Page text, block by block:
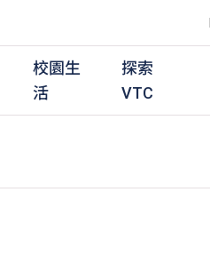
校園生
活
探索
VTC